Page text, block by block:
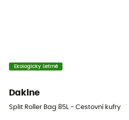
Ekologicky šetrné
Dakine
Split Roller Bag 85L - Cestovní kufry